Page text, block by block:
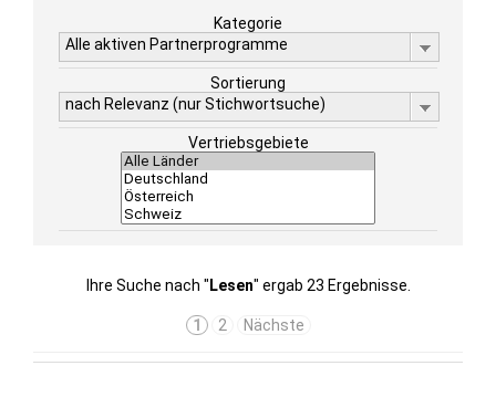
Kategorie
Alle aktiven Partnerprogramme
Sortierung
nach Relevanz (nur Stichwortsuche)
Vertriebsgebiete
Ihre Suche nach " Lesen" ergab 23 Ergebnisse.
1 2 Nächste